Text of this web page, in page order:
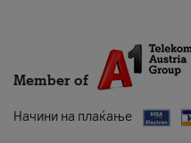
Member of
Начини на плаќање